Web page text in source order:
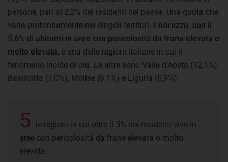
persone, pari al 2,2% dei residenti nel paese. Una quota che
varia profondamente nei singoli territori. L’Abruzzo, con il
5,6% di abitanti in aree con pericolosità da frana elevata o
molto elevata, è una delle regioni italiane in cui il
fenomeno incide di più. Le altre sono Valle d’Aosta (12,1%),
Basilicata (7,0%), Molise (6,1%) e Liguria (5,9%).
5
le regioni in cui oltre il 5% dei residenti vive in
aree con pericolosità da frane elevata o molto
elevata.